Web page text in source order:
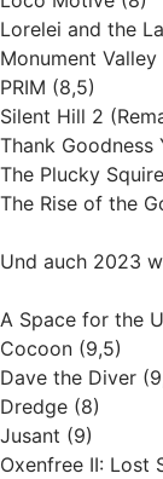
Lorelei and the
Monument Valley
PRIM (8,5)
Silent Hill 2
Thank Goodness
The Plucky
The Rise of the
Und auch 2023
A Space for the
Cocoon (9,5)
Dave the Diver
Dredge (8)
Jusant (9)
Oxenfree II: Lost